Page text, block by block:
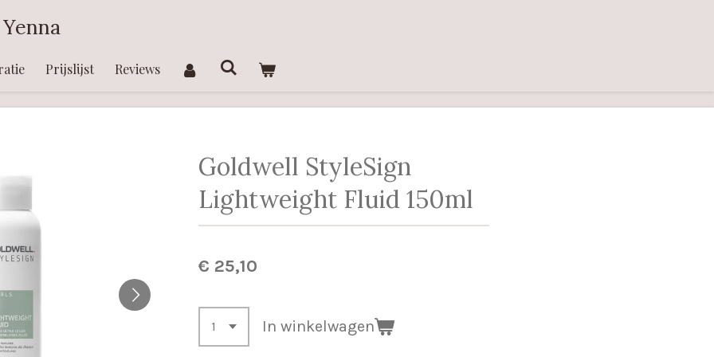
Prijslijst Reviews
Goldwell StyleSign
Lightweight Fluid 150ml
€ 25,10
In winkelwagen